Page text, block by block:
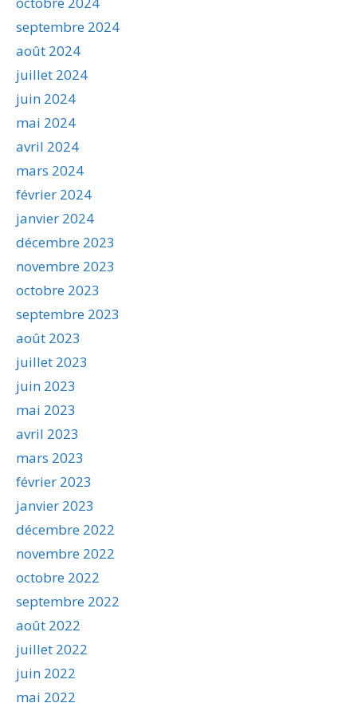
septembre 2024
août 2024
juillet 2024
juin 2024
mai 2024
avril 2024
mars 2024
février 2024
janvier 2024
décembre 2023
novembre 2023
octobre 2023
septembre 2023
août 2023
juillet 2023
juin 2023
mai 2023
avril 2023
mars 2023
février 2023
janvier 2023
décembre 2022
novembre 2022
octobre 2022
septembre 2022
août 2022
juillet 2022
juin 2022
mai 2022